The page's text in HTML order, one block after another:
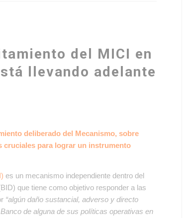
del MICI en
llevando adelante
deliberado del Mecanismo, sobre
cruciales para lograr un instrumento
es un mecanismo independiente dentro del
que tiene como objetivo responder a las
“algún daño sustancial, adverso y directo
de alguna de sus políticas operativas en